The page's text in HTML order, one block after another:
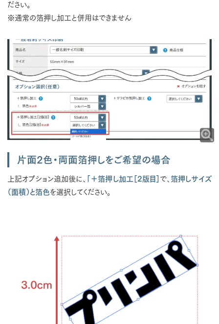
ださい。
※通常の箔押し加工と併用はできません
片面2色・両面箔押しをご希望の場合
上記オプション追加後に、 「＋箔押し加工［2版目］ で、 箔押しサイズ
（面積）と箔色 を選択してください。